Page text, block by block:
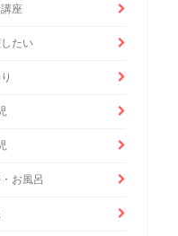
座
たい
お風呂